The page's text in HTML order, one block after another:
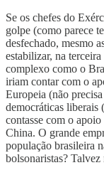
Se os chefes do
golpe (como parece
desfechado, mesmo
estabilizar, na
complexo como o
iriam contar com o
Europeia (não
democráticas liberais
contasse com o
China. O grande
população brasileira
bolsonaristas? Talvez